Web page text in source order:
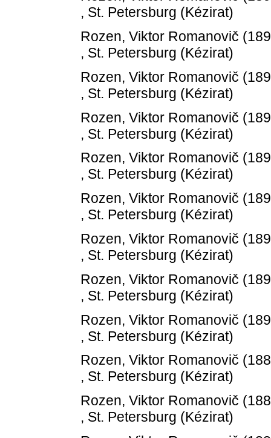
, St. Petersburg (Kézirat)
Rozen, Viktor Romanovič
, St. Petersburg (Kézirat)
Rozen, Viktor Romanovič
, St. Petersburg (Kézirat)
Rozen, Viktor Romanovič
, St. Petersburg (Kézirat)
Rozen, Viktor Romanovič
, St. Petersburg (Kézirat)
Rozen, Viktor Romanovič
, St. Petersburg (Kézirat)
Rozen, Viktor Romanovič
, St. Petersburg (Kézirat)
Rozen, Viktor Romanovič
, St. Petersburg (Kézirat)
Rozen, Viktor Romanovič
, St. Petersburg (Kézirat)
Rozen, Viktor Romanovič
, St. Petersburg (Kézirat)
Rozen, Viktor Romanovič
, St. Petersburg (Kézirat)